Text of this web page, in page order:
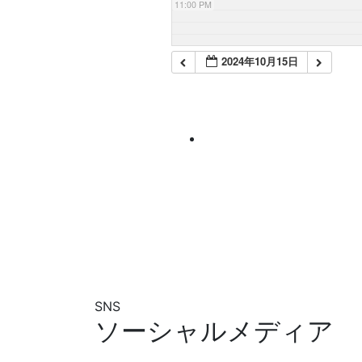
11:00 PM
2024年10月15日
SNS
ソーシャルメディア